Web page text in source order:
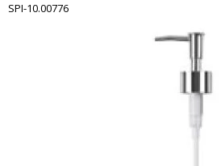
SPI-10.00776